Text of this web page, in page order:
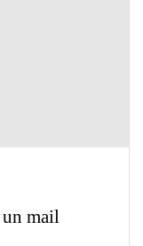
un mail